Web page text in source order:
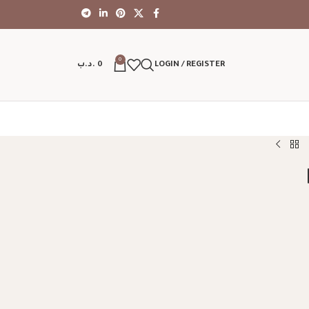
LOGIN / REGISTER
0
0 .د.ب